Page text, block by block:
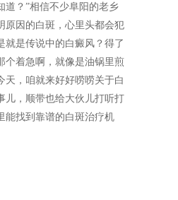
道？”相信不少阜阳的老乡
原因的白斑，心里头都会犯
就是传说中的白癜风？得了
个着急啊，就像是油锅里煎
，咱就来好好唠唠关于白
儿，顺带也给大伙儿打听打
能找到靠谱的白斑治疗机